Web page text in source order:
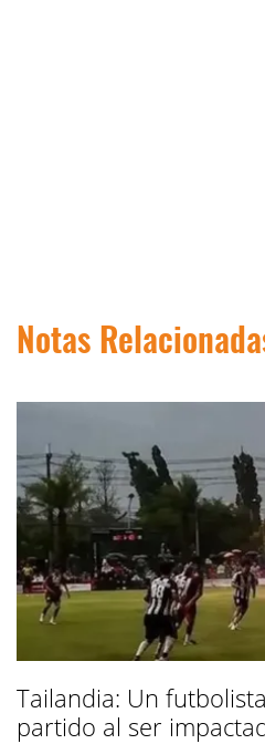
Notas
Tailandia: Un
partido al ser